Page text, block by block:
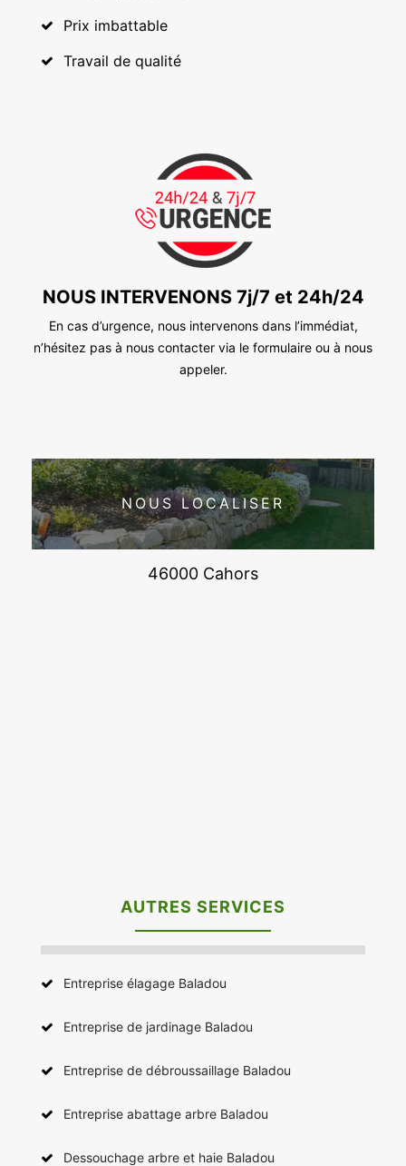
Prix imbattable
Travail de qualité
NOUS INTERVENONS 7j/7 et 24h/24
En cas d’urgence, nous intervenons dans l’immédiat,
n’hésitez pas à nous contacter via le formulaire ou à nous
appeler.
NOUS LOCALISER
46000 Cahors
AUTRES SERVICES
Entreprise élagage Baladou
Entreprise de jardinage Baladou
Entreprise de débroussaillage Baladou
Entreprise abattage arbre Baladou
Dessouchage arbre et haie Baladou